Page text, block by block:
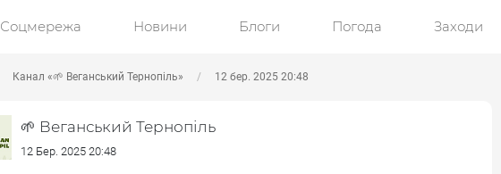
Соцмережа Новини Блоги Погода Заходи
Канал «🌱 Веганський Тернопіль» 12 бер. 2025 20:48
🌱 Веганський Тернопіль
12 Бер. 2025 20:48